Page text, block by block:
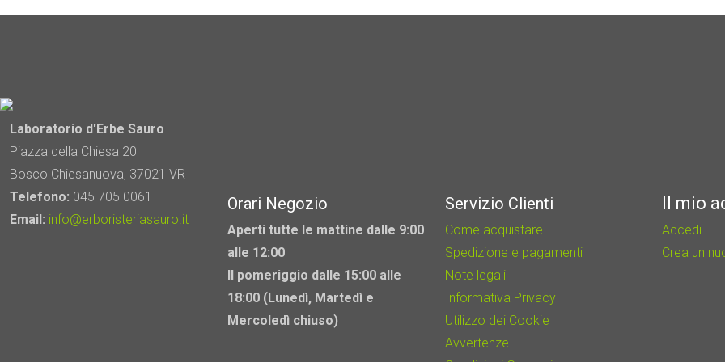
ha
nella
Laboratorio d'Erbe Sauro
Piazza della Chiesa 20
Bosco Chiesanuova, 37021 VR
Telefono: 045 705 0061
Email: info@erboristeriasauro.it
Orari Negozio
Aperti tutte le mattine dalle 9:00
alle 12:00
Il pomeriggio dalle 15:00 alle
18:00 (Lunedì, Martedì e
Mercoledì chiuso)
Servizio Clienti
Come acquistare
Spedizione e pagamenti
Note legali
Informativa Privacy
Utilizzo dei Cookie
Avvertenze
Il mio
Accedi
Crea un